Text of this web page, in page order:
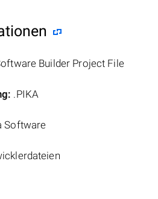
Builder Project File
.PIKA
Software